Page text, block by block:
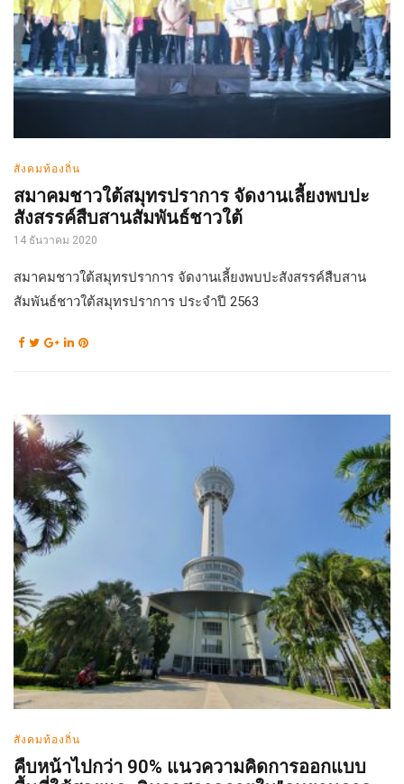
สังคมท้องถิ่น
สมาคมชาวใต้สมุทรปราการ จัดงานเลี้ยงพบปะ
สังสรรค์สืบสานสัมพันธ์ชาวใต้
14 ธันวาคม 2020
สมาคมชาวใต้สมุทรปราการ จัดงานเลี้ยงพบปะสังสรรค์สืบสาน
สัมพันธ์ชาวใต้สมุทรปราการ ประจำปี 2563
สังคมท้องถิ่น
คืบหน้าไปกว่า 90% แนวความคิดการออกแบบ